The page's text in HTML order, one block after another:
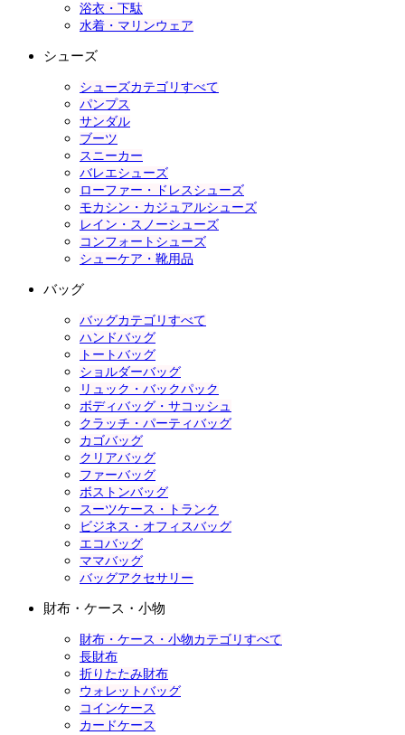
浴衣・下駄
水着・マリンウェア
シューズ
シューズカテゴリすべて
パンプス
サンダル
ブーツ
スニーカー
バレエシューズ
ローファー・ドレスシューズ
モカシン・カジュアルシューズ
レイン・スノーシューズ
コンフォートシューズ
シューケア・靴用品
バッグ
バッグカテゴリすべて
ハンドバッグ
トートバッグ
ショルダーバッグ
リュック・バックパック
ボディバッグ・サコッシュ
クラッチ・パーティバッグ
カゴバッグ
クリアバッグ
ファーバッグ
ボストンバッグ
スーツケース・トランク
ビジネス・オフィスバッグ
エコバッグ
ママバッグ
バッグアクセサリー
財布・ケース・小物
財布・ケース・小物カテゴリすべて
長財布
折りたたみ財布
ウォレットバッグ
コインケース
カードケース